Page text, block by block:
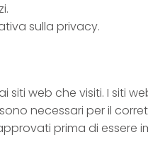
sulla privacy.
web che visiti. I siti
necessari per il
prima di essere